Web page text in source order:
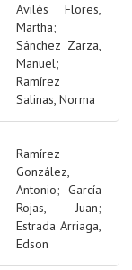
Avilés Flores,
Martha;
Sánchez Zarza,
Manuel;
Ramírez
Salinas, Norma
Ramírez
González,
Antonio; García
Rojas, Juan;
Estrada Arriaga,
Edson